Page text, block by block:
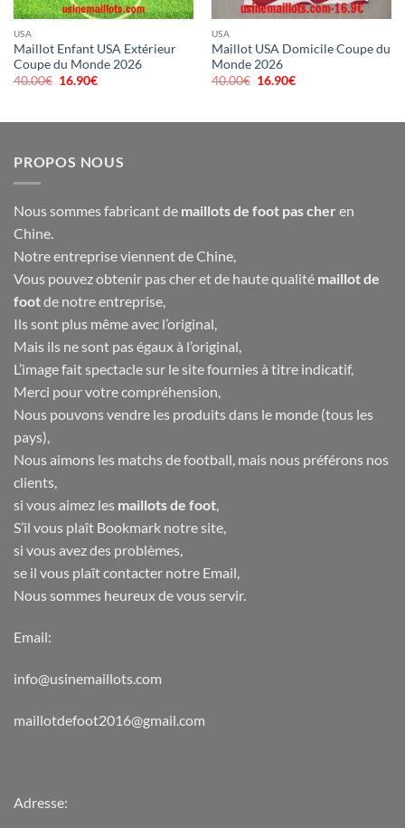
USA
Maillot Enfant USA Extérieur
Coupe du Monde 2026
40.00€ Le
16.90€Le
USA
Maillot USA Domicile Coupe du
Monde 2026
40.00€ Le
16.90€Le
PROPOS NOUS
Nous sommes fabricant de maillots de foot pas cher en
Chine.
Notre entreprise viennent de Chine,
Vous pouvez obtenir pas cher et de haute qualité maillot de
footde notre entreprise,
Ils sont plus même avec l’original,
Mais ils ne sont pas égaux à l’original,
L’image fait spectacle sur le site fournies à titre indicatif,
Merci pour votre compréhension,
Nous pouvons vendre les produits dans le monde (tous les
pays),
Nous aimons les matchs de football, mais nous préférons nos
clients,
si vous aimez les maillots de foot,
S’il vous plaît Bookmark notre site,
si vous avez des problèmes,
se il vous plaît contacter notre Email,
Nous sommes heureux de vous servir.
Email:
info@usinemaillots.com
maillotdefoot2016@gmail.com
Adresse: